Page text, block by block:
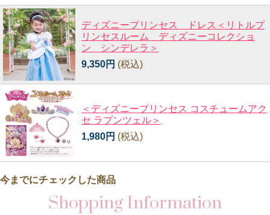
ディズニープリンセス ドレス＜リトルプ
リンセスルーム ディズニーコレクショ
ン シンデレラ＞
9,350円 (税込)
＜ディズニープリンセス コスチュームアク
セ ラプンツェル＞
1,980円 (税込)
今までにチェックした商品
Shopping Information